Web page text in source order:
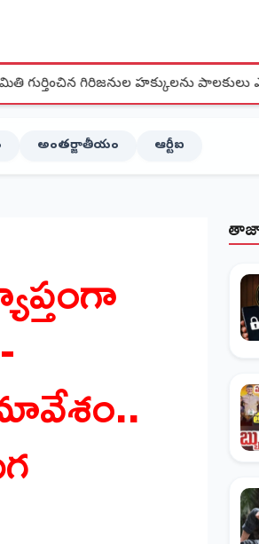
హక్కులను పాలకులు ఎందుకు
అంతర్జాతీయం ఆర్టీఐ
తాజా